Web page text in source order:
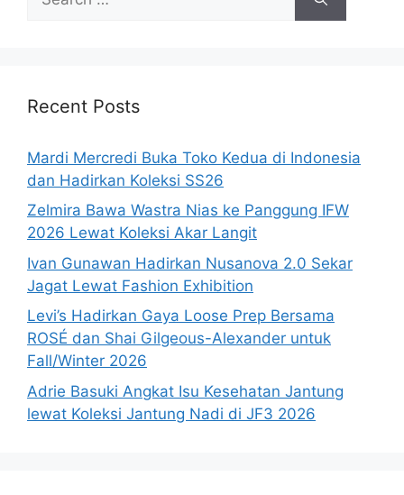
for:
Recent Posts
Mardi Mercredi Buka Toko Kedua di Indonesia
dan Hadirkan Koleksi SS26
Zelmira Bawa Wastra Nias ke Panggung IFW
2026 Lewat Koleksi Akar Langit
Ivan Gunawan Hadirkan Nusanova 2.0 Sekar
Jagat Lewat Fashion Exhibition
Levi’s Hadirkan Gaya Loose Prep Bersama
ROSÉ dan Shai Gilgeous-Alexander untuk
Fall/Winter 2026
Adrie Basuki Angkat Isu Kesehatan Jantung
lewat Koleksi Jantung Nadi di JF3 2026